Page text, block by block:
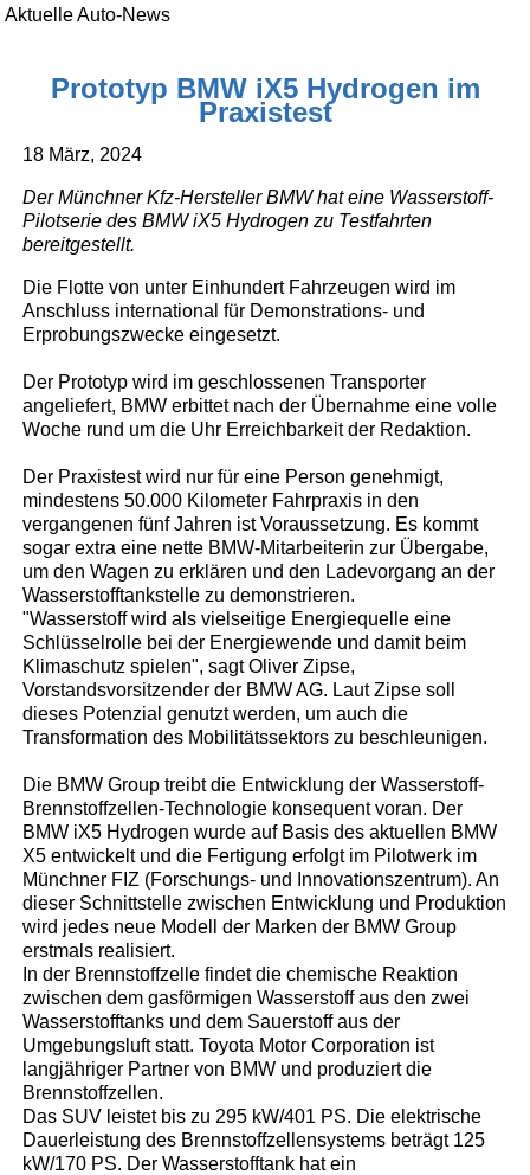
Aktuelle Auto-News
Prototyp BMW iX5 Hydrogen im
Praxistest
18 März, 2024
Der Münchner Kfz-Hersteller BMW hat eine Wasserstoff-
Pilotserie des BMW iX5 Hydrogen zu Testfahrten
bereitgestellt.
Die Flotte von unter Einhundert Fahrzeugen wird im
Anschluss international für Demonstrations- und
Erprobungszwecke eingesetzt.
Der Prototyp wird im geschlossenen Transporter
angeliefert, BMW erbittet nach der Übernahme eine volle
Woche rund um die Uhr Erreichbarkeit der Redaktion.
Der Praxistest wird nur für eine Person genehmigt,
mindestens 50.000 Kilometer Fahrpraxis in den
vergangenen fünf Jahren ist Voraussetzung. Es kommt
sogar extra eine nette BMW-Mitarbeiterin zur Übergabe,
um den Wagen zu erklären und den Ladevorgang an der
Wasserstofftankstelle zu demonstrieren.
"Wasserstoff wird als vielseitige Energiequelle eine
Schlüsselrolle bei der Energiewende und damit beim
Klimaschutz spielen", sagt Oliver Zipse,
Vorstandsvorsitzender der BMW AG. Laut Zipse soll
dieses Potenzial genutzt werden, um auch die
Transformation des Mobilitätssektors zu beschleunigen.
Die BMW Group treibt die Entwicklung der Wasserstoff-
Brennstoffzellen-Technologie konsequent voran. Der
BMW iX5 Hydrogen wurde auf Basis des aktuellen BMW
X5 entwickelt und die Fertigung erfolgt im Pilotwerk im
Münchner FIZ (Forschungs- und Innovationszentrum). An
dieser Schnittstelle zwischen Entwicklung und Produktion
wird jedes neue Modell der Marken der BMW Group
erstmals realisiert.
In der Brennstoffzelle findet die chemische Reaktion
zwischen dem gasförmigen Wasserstoff aus den zwei
Wasserstofftanks und dem Sauerstoff aus der
Umgebungsluft statt. Toyota Motor Corporation ist
langjähriger Partner von BMW und produziert die
Brennstoffzellen.
Das SUV leistet bis zu 295 kW/401 PS. Die elektrische
Dauerleistung des Brennstoffzellensystems beträgt 125
kW/170 PS. Der Wasserstofftank hat ein